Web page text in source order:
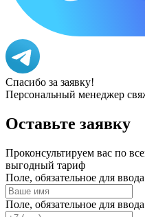
Спасибо за заявку!
Персональный менеджер
Оставьте заявку
Проконсультируем вас по
выгодный тариф
Поле, обязательное для ввода
Поле, обязательное для ввода